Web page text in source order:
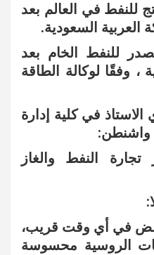
للنفط في العالم بعد
العربية السعودية.
للنفط الخام بعد
، وفقًا لوكالة الطاقة
في كلية إدارة
واشنطن:
النفط والغاز
في أي وقت قريب،
الروسية محسوسة